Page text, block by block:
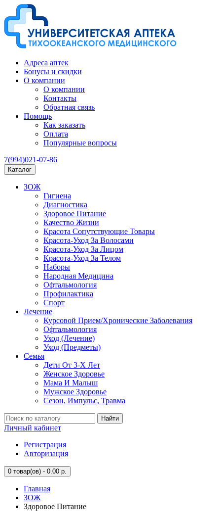
Адреса аптек
Бонусы и скидки
О компании
О компании
Контакты
Обратная связь
Помощь
Как заказать
Оплата
Популярные вопросы
7(994)021-07-86
Каталог
ЗОЖ
Гигиена
Диагностика
Здоровое Питание
Качество Жизни
Красота Сопутствующие Товары
Красота-Уход За Волосами
Красота-Уход За Лицом
Красота-Уход За Телом
Наборы
Народная Медицина
Офтальмология
Профилактика
Спорт
Лечение
Курсовой Прием/Хронические Заболевания
Офтальмология
Уход (Лечение)
Уход (Предметы)
Семья
Дети От 3-Х Лет
Женское Здоровье
Мама И Малыш
Мужское Здоровье
Сезон, Импульс, Травма
Найти
Личный кабинет
Регистрация
Авторизация
0 товар(ов) - 0.00 р.
Главная
ЗОЖ
Здоровое Питание